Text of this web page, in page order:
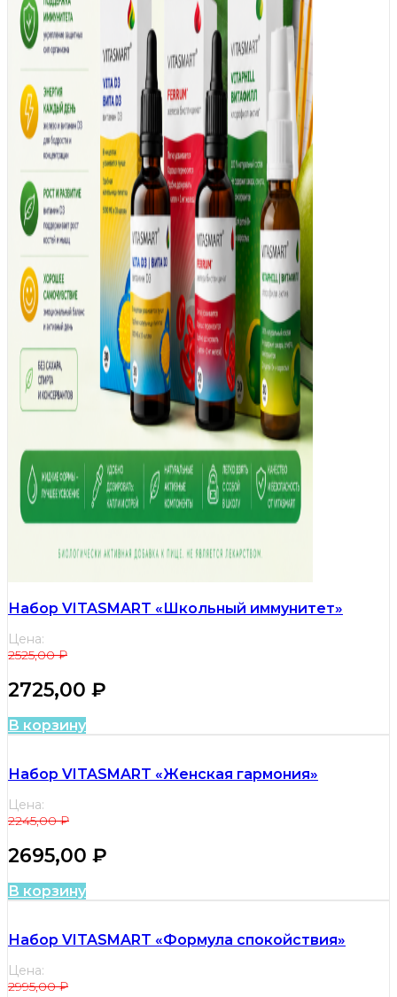
Набор VITASMART «Школьный иммунитет»
Цена:
2525,00₽
2725,00 ₽
В корзину
Набор VITASMART «Женская гармония»
Цена:
2245,00₽
2695,00 ₽
В корзину
Набор VITASMART «Формула спокойствия»
Цена:
2995,00₽